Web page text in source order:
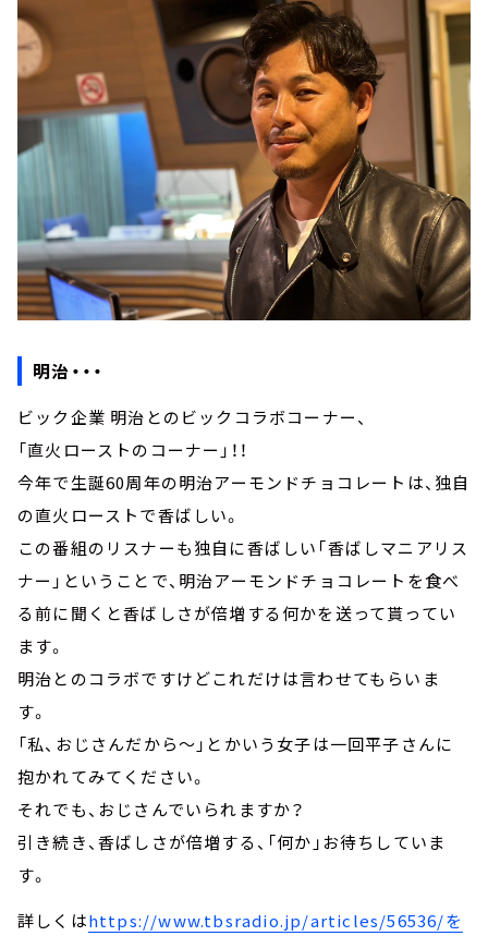
明治・・・
ビック企業 明治とのビックコラボコーナー、
「直火ローストのコーナー」！！
今年で生誕60周年の明治アーモンドチョコレートは、独自
の直火ローストで香ばしい。
この番組のリスナーも独自に香ばしい「香ばしマニアリス
ナー」ということで、明治アーモンドチョコレートを食べ
る前に聞くと香ばしさが倍増する何かを送って貰ってい
ます。
明治とのコラボですけどこれだけは言わせてもらいま
す。
「私、おじさんだから～」とかいう女子は一回平子さんに
抱かれてみてください。
それでも、おじさんでいられますか？
引き続き、香ばしさが倍増する、「何か」お待ちしていま
す。
詳しくはhttps://www.tbsradio.jp/articles/56536/を